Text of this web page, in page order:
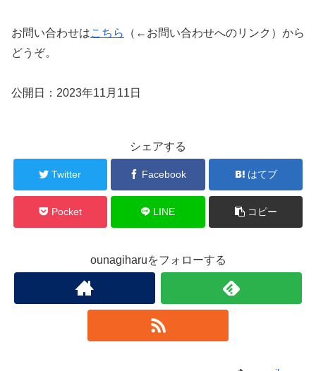
お問い合わせはこちら
（←お問い合わせへのリンク）から
どうぞ。
公開日：2023年11月11日
シェアする
Twitter Facebook はてブ
Pocket LINE コピー
ounagiharuをフォローする